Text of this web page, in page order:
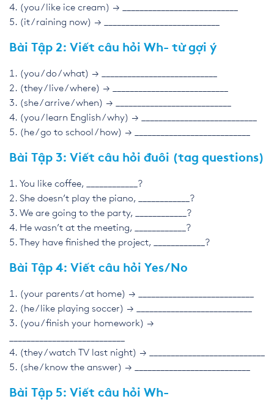
(you / like ice cream) → ___________________________
(it / raining now) → ___________________________
Bài Tập 2: Viết câu hỏi Wh- từ gợi ý
(you / do / what) → ___________________________
(they / live / where) → ___________________________
(she / arrive / when) → ___________________________
(you / learn English / why) → ___________________________
(he / go to school / how) → ___________________________
Bài Tập 3: Viết câu hỏi đuôi (tag questions)
You like coffee, ____________?
She doesn’t play the piano, ____________?
We are going to the party, ____________?
He wasn’t at the meeting, ____________?
They have finished the project, ____________?
Bài Tập 4: Viết câu hỏi Yes/No
(your parents / at home) → ___________________________
(he / like playing soccer) → ___________________________
(you / finish your homework) →
(they / watch TV last night) → ___________________________
(she / know the answer) → ___________________________
Bài Tập 5: Viết câu hỏi Wh-